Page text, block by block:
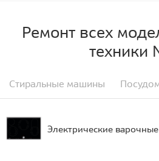
Ремонт всех
техники
Стиральные машины
Электрические